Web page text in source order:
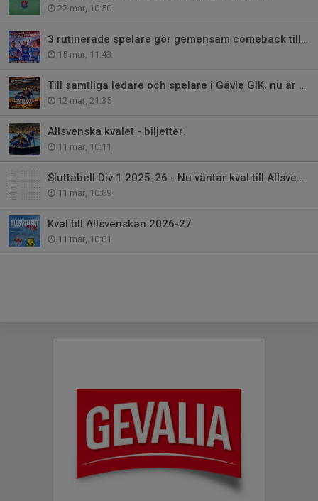
22 mar, 10:50
3 rutinerade spelare gör gemensam comeback till kvalet.
15 mar, 11:43
Till samtliga ledare och spelare i Gävle GIK, nu är det kvalfeber!
12 mar, 21:35
Allsvenska kvalet - biljetter.
11 mar, 10:11
Sluttabell Div 1 2025-26 - Nu väntar kval till Allsvenskan.
11 mar, 10:09
Kval till Allsvenskan 2026-27
11 mar, 10:01